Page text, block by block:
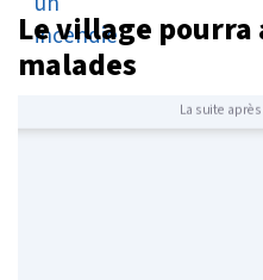
Le village
malades
La suite